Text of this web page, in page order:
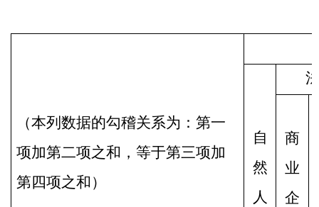
（本列数据的勾稽关系为：第一
项加第二项之和，等于第三项加
第四项之和）
自
然
人
商
业
企